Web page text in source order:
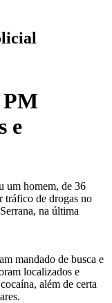
PM
e
um homem, de 36
tráfico de drogas no
na última
mandado de busca e
localizados e
além de certa